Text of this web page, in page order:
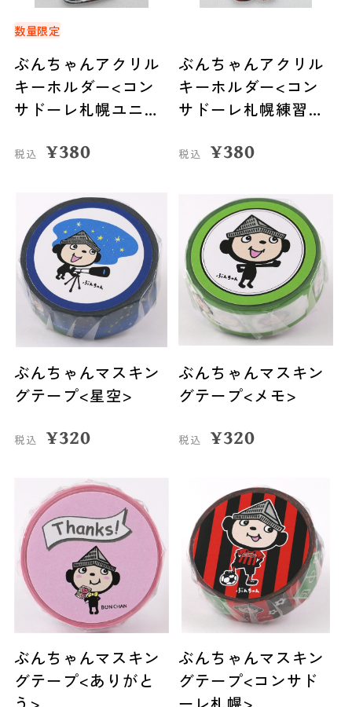
数量限定
ぶんちゃんアクリル
キーホルダー<コン
サドーレ札幌ユニフ
税込 ¥380
ぶんちゃんアクリル
キーホルダー<コン
サドーレ札幌練習着
税込 ¥380
ぶんちゃんマスキン
グテープ<星空>
税込 ¥320
ぶんちゃんマスキン
グテープ<メモ>
税込 ¥320
ぶんちゃんマスキン
グテープ<ありがと
ぶんちゃんマスキン
グテープ<コンサド